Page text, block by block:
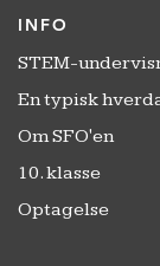
INFO
STEM-
En typisk
Om SFO'en
10. klasse
Optagelse